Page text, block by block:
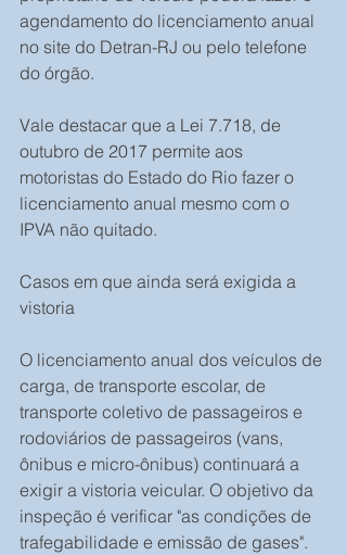
agendamento do licenciamento anual
no site do Detran-RJ ou pelo telefone
do órgão.
Vale destacar que a Lei 7.718, de
outubro de 2017 permite aos
motoristas do Estado do Rio fazer o
licenciamento anual mesmo com o
IPVA não quitado.
Casos em que ainda será exigida a
vistoria
O licenciamento anual dos veículos de
carga, de transporte escolar, de
transporte coletivo de passageiros e
rodoviários de passageiros (vans,
ônibus e micro-ônibus) continuará a
exigir a vistoria veicular. O objetivo da
inspeção é verificar "as condições de
trafegabilidade e emissão de gases".